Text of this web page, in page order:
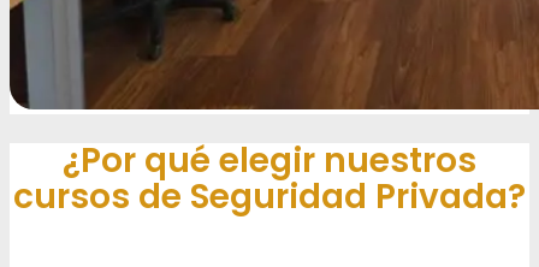
¿Por qué elegir nuestros
cursos de Seguridad Privada?